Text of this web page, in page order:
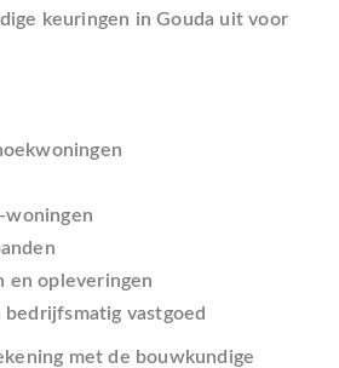
keuringen in Gouda uit voor
woningen
en opleveringen
bedrijfsmatig vastgoed
met de bouwkundige